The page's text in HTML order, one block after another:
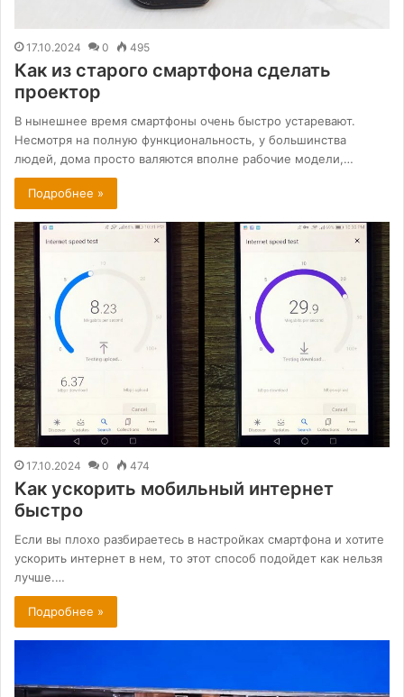
17.10.2024 0 495
Как из старого смартфона сделать
проектор
В нынешнее время смартфоны очень быстро устаревают.
Несмотря на полную функциональность, у большинства
людей, дома просто валяются вполне рабочие модели,…
Подробнее »
17.10.2024 0 474
Как ускорить мобильный интернет
быстро
Если вы плохо разбираетесь в настройках смартфона и хотите
ускорить интернет в нем, то этот способ подойдет как нельзя
лучше.…
Подробнее »